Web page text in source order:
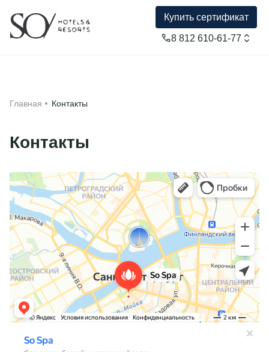
8 812 610-61-77
Купить сертификат
Купить сертификат
О нас
Отзывы
Фотографии
Вакансии
Документы
Блог
8 812 610-61-77
MAX
urbanspa@yandex.ru
Главная Контакты
Контакты